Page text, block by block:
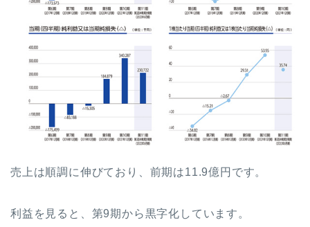
売上は順調に伸びており、前期は11.9億円です。
利益を見ると、第9期から黒字化しています。